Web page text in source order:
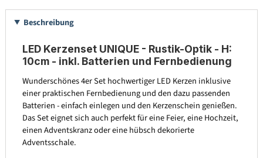
Beschreibung
LED Kerzenset UNIQUE - Rustik-Optik - H:
10cm - inkl. Batterien und Fernbedienung
Wunderschönes 4er Set hochwertiger LED Kerzen inklusive
einer praktischen Fernbedienung und den dazu passenden
Batterien - einfach einlegen und den Kerzenschein genießen.
Das Set eignet sich auch perfekt für eine Feier, eine Hochzeit,
einen Adventskranz oder eine hübsch dekorierte
Adventsschale.